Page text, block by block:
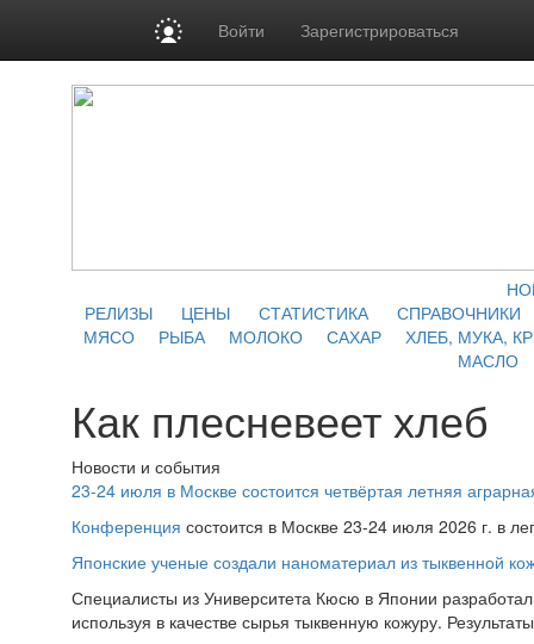
Войти Зарегистрироваться
РЕЛИЗЫ
ЦЕНЫ СТАТИСТИКА
СПРАВОЧНИКИ
МЯСО
РЫБА МОЛОКО САХАР
ХЛЕБ, МУКА,
МАСЛО
Как плесневеет хлеб
Новости и события
23-24 июля в Москве состоится четвёртая летняя
Конференция состоится в Москве 23-24 июля 2026 г. в
Японские ученые создали наноматериал из тыквенной
Специалисты из Университета Кюсю в Японии
используя в качестве сырья тыквенную кожуру.